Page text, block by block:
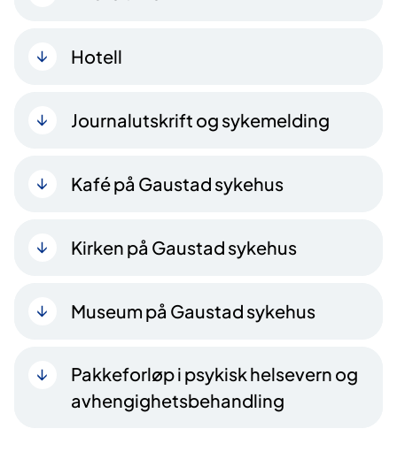
Hotell
Journalutskrift og sykemelding
Kafé på Gaustad sykehus
Kirken på Gaustad sykehus
Museum på Gaustad sykehus
Pakkeforløp i psykisk helsevern og
avhengighetsbehandling